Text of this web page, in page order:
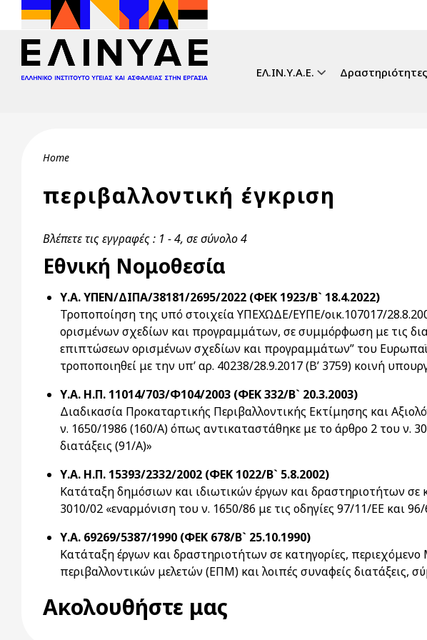
Skip to main content
ΕΛ.ΙΝ.Υ.Α.Ε. Δραστηριότητες
Breadcrumb
Home
περιβαλλοντική έγκριση
Βλέπετε τις εγγραφές : 1 - 4, σε σύνολο 4
Εθνική Νομοθεσία
Υ.Α. ΥΠΕΝ/ΔΙΠΑ/38181/2695/2022 (ΦΕΚ 1923/Β` 18.4.2022)
Τροποποίηση της υπό στοιχεία ΥΠΕΧΩΔΕ/ΕΥΠΕ/οικ.107017/
ορισμένων σχεδίων και προγραμμάτων, σε συμμόρφωση με τις
επιπτώσεων ορισμένων σχεδίων και προγραμμάτων” του
τροποποιηθεί με την υπ’ αρ. 40238/28.9.2017 (Β’ 3759) κοινή
Υ.Α. Η.Π. 11014/703/Φ104/2003 (ΦΕΚ 332/Β` 20.3.2003)
Διαδικασία Προκαταρτικής Περιβαλλοντικής Εκτίμησης και
ν. 1650/1986 (160/Α) όπως αντικαταστάθηκε με το άρθρο 2 του ν.
διατάξεις (91/Α)»
Υ.Α. Η.Π. 15393/2332/2002 (ΦΕΚ 1022/Β` 5.8.2002)
Κατάταξη δημόσιων και ιδιωτικών έργων και δραστηριοτήτων
3010/02 «εναρμόνιση του ν. 1650/86 με τις οδηγίες 97/11/ΕΕ και
Υ.Α. 69269/5387/1990 (ΦΕΚ 678/Β` 25.10.1990)
Κατάταξη έργων και δραστηριοτήτων σε κατηγορίες,
περιβαλλοντικών μελετών (ΕΠΜ) και λοιπές συναφείς διατάξεις,
Ακολουθήστε μας